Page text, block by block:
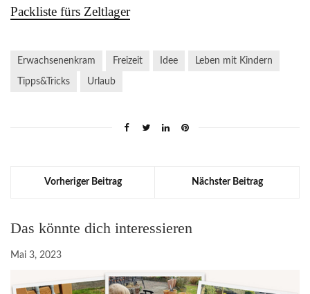
Packliste fürs Zeltlager
Erwachsenenkram Freizeit Idee Leben mit Kindern
Tipps&Tricks Urlaub
Vorheriger Beitrag Nächster Beitrag
Das könnte dich interessieren
Mai 3, 2023